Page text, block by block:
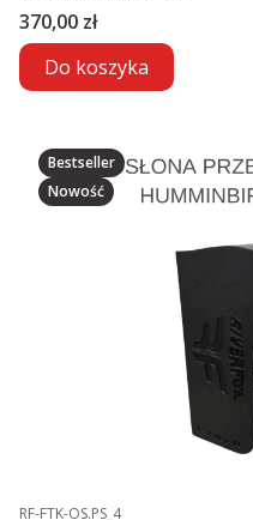
Cena
370,00 zł
Do koszyka
Bestseller
Nowość
Kod produktu
RF-FTK-OS.PS_4